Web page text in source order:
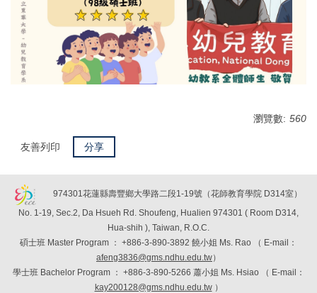
瀏覽數: 560
友善列印 分享
974301花蓮縣壽豐鄉大學路二段1-19號（花師教育學院 D314室）
No. 1-19, Sec.2, Da Hsueh Rd. Shoufeng, Hualien 974301 ( Room D314,
Hua-shih ), Taiwan, R.O.C.
碩士班 Master Program ： +886-3-890-3892 饒小姐 Ms. Rao （ E-mail：
afeng3836@gms.ndhu.edu.tw）
學士班 Bachelor Program ： +886-3-890-5266 蕭小姐 Ms. Hsiao （ E-mail：
kay200128@gms.ndhu.edu.tw）